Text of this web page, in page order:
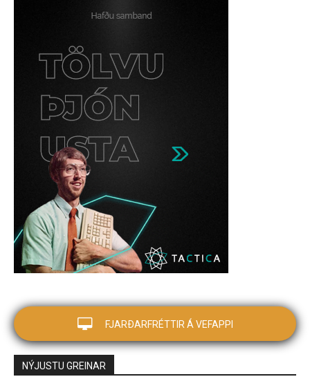
FJARÐARFRÉTTIR Á VEFAPPI
NÝJUSTU GREINAR